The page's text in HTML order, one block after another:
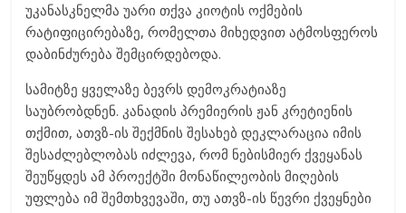
უკანასკნელმა უარი თქვა კიოტის ოქმების
რატიფიცირებაზე, რომელთა მიხედვით ატმოსფეროს
დაბინძურება შემცირდებოდა.
სამიტზე ყველაზე ბევრს დემოკრატიაზე
საუბრობდნენ. კანადის პრემიერის ჟან კრეტიენის
თქმით, ათვზ-ის შექმნის შესახებ დეკლარაცია იმის
შესაძლებლობას იძლევა, რომ ნებისმიერ ქვეყანას
შეუწყდეს ამ პროექტში მონაწილეობის მიღების
უფლება იმ შემთხვევაში, თუ ათვზ-ის წევრი ქვეყნები